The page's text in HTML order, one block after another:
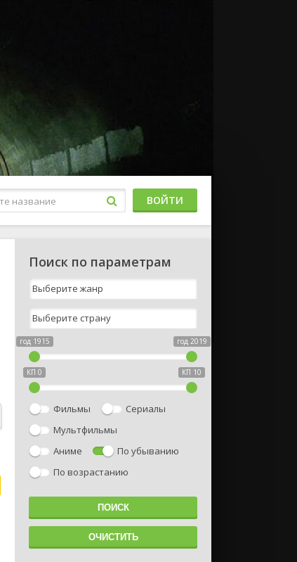
ВОЙТИ
Поиск по параметрам
год 1915 год 2019
КП 0 КП 10
Фильмы
Сериалы
Мультфильмы
Аниме
По убыванию
По возрастанию